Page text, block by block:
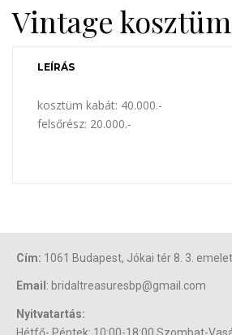
Vintage
LEÍRÁS
kosztüm kabát: 40.000.-
felsőrész: 20.000.-
Cím: 1061 Budapest, Jókai tér 8. 3. emelet
Email : bridaltreasuresbp@gmail.com
Nyitvatartás:
Hétfő- Péntek: 10:00-18:00 Szombat-